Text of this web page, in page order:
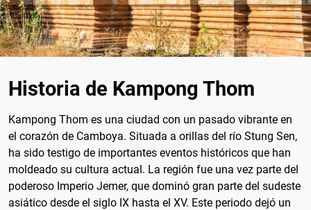
Historia de Kampong Thom
Kampong Thom es una ciudad con un pasado vibrante en
el corazón de Camboya. Situada a orillas del río Stung Sen,
ha sido testigo de importantes eventos históricos que han
moldeado su cultura actual. La región fue una vez parte del
poderoso Imperio Jemer, que dominó gran parte del sudeste
asiático desde el siglo IX hasta el XV. Este periodo dejó un